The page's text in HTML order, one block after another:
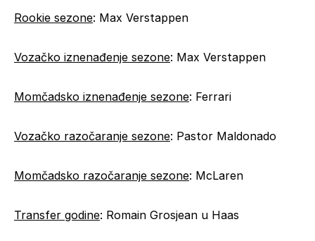
Rookie sezone: Max Verstappen
Vozačko iznenađenje sezone: Max Verstappen
Momčadsko iznenađenje sezone: Ferrari
Vozačko razočaranje sezone: Pastor Maldonado
Momčadsko razočaranje sezone: McLaren
Transfer godine: Romain Grosjean u Haas